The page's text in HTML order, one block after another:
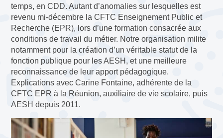
temps, en CDD. Autant d’anomalies sur lesquelles est
revenu mi-décembre la CFTC Enseignement Public et
Recherche (EPR), lors d’une formation consacrée aux
conditions de travail du métier. Notre organisation milite
notamment pour la création d’un véritable statut de la
fonction publique pour les AESH, et une meilleure
reconnaissance de leur apport pédagogique.
Explications avec Carine Fontaine, adhérente de la
CFTC EPR à la Réunion, auxiliaire de vie scolaire, puis
AESH depuis 2011.